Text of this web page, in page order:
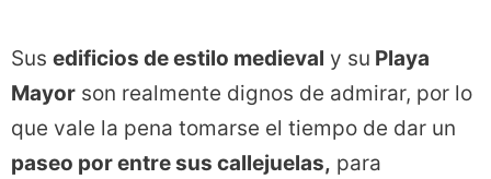
Sus edificios de estilo medieval y su Playa
Mayor son realmente dignos de admirar, por lo
que vale la pena tomarse el tiempo de dar un
paseo por entre sus callejuelas, para